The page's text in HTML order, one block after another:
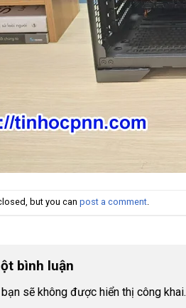
but you can post a comment
bình luận
bạn sẽ không được hiển thị công khai.